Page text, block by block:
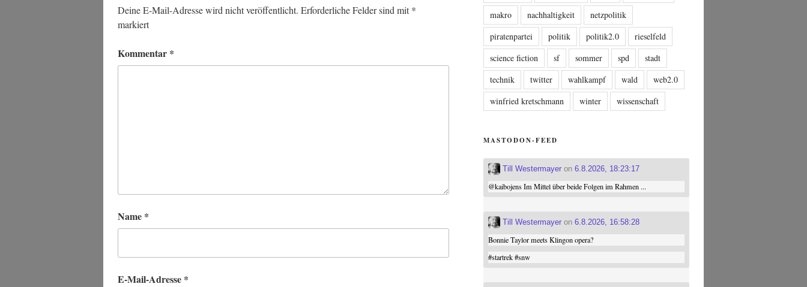
Deine E-Mail-Adresse wird nicht veröffentlicht. Erforderliche Felder sind mit*
markiert
Kommentar *
Name *
E-Mail-Adresse *
makro
nachhaltigkeit
netzpolitik
piratenpartei
politik politik2.0
rieselfeld
science fiction
sf sommer spd
stadt
technik
twitter wahlkampf wald
web2.0
winfried kretschmann
winter wissenschaft
MASTODON-FEED
Till Westermayer on6.8.2026, 18:23:17
@kaibojensIm Mittel über beide Folgen im Rahmen ...
Till Westermayer on6.8.2026, 16:58:28
Bonnie Taylor meets Klingon opera?
#startrek #snw